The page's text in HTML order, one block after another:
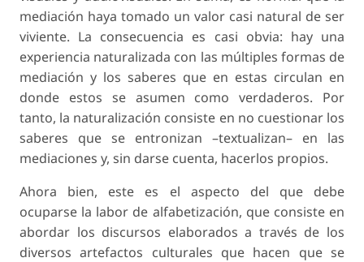
mediación haya tomado un valor casi natural de ser
viviente. La consecuencia es casi obvia: hay una
experiencia naturalizada con las múltiples formas de
mediación y los saberes que en estas circulan en
donde estos se asumen como verdaderos. Por
tanto, la naturalización consiste en no cuestionar los
saberes que se entronizan –textualizan– en las
mediaciones y, sin darse cuenta, hacerlos propios.
Ahora bien, este es el aspecto del que debe
ocuparse la labor de alfabetización, que consiste en
abordar los discursos elaborados a través de los
diversos artefactos culturales que hacen que se